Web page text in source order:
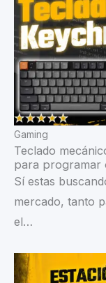
Gaming
Teclado
para programar
Sí estas
mercado, tanto
el…